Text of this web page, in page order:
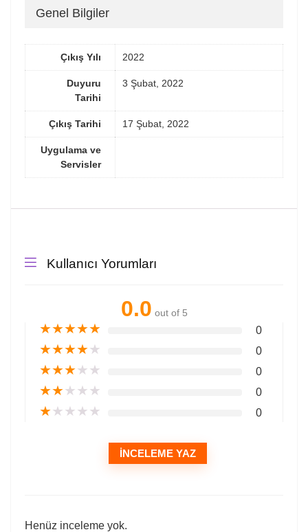
Genel Bilgiler
Çıkış Yılı 2022
Duyuru
Tarihi
3 Şubat, 2022
Çıkış Tarihi 17 Şubat, 2022
Uygulama ve
Servisler
Kullanıcı Yorumları
0.0 out of 5
★★★★★ 0
★★★★★ 0
★★★★★ 0
★★★★★ 0
★★★★★ 0
İNCELEME YAZ
Henüz inceleme yok.